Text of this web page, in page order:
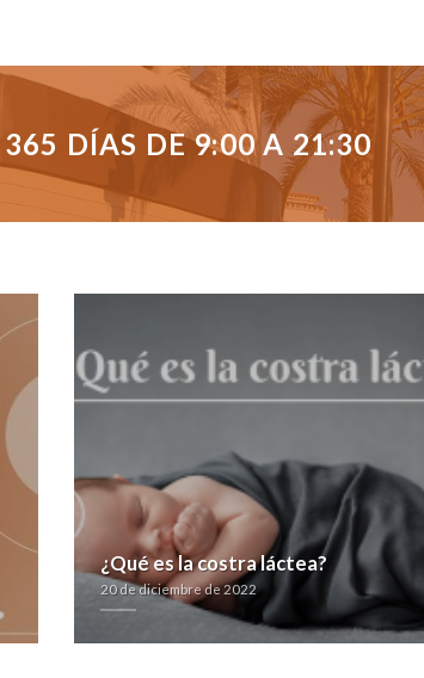
DÍAS DE 9:00 A 21:30
¿Qué es la costra láctea?
20 de diciembre de 2022